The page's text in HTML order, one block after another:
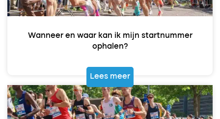
Wanneer en waar kan ik mijn startnummer
ophalen?
Lees meer